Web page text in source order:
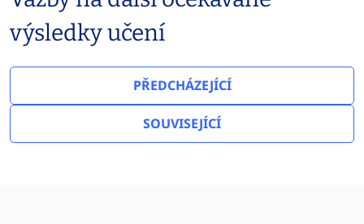
výsledky učení
PŘEDCHÁZEJÍCÍ
SOUVISEJÍCÍ